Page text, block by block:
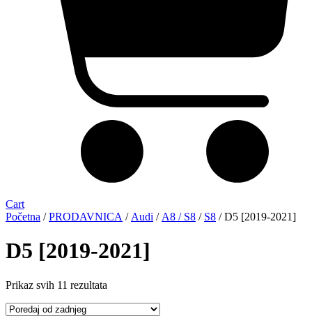
Cart
Početna /PRODAVNICA / Audi / A8 / S8 / S8 / D5 [2019-2021]
D5 [2019-2021]
Prikaz svih 11 rezultata